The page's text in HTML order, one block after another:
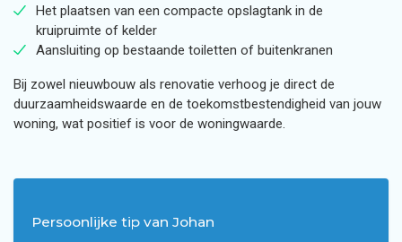
Het plaatsen van een compacte opslagtank in de
kruipruimte of kelder
Aansluiting op bestaande toiletten of buitenkranen
Bij zowel nieuwbouw als renovatie verhoog je direct de
duurzaamheidswaarde en de toekomstbestendigheid van jouw
woning, wat positief is voor de woningwaarde.
Persoonlijke tip van Johan